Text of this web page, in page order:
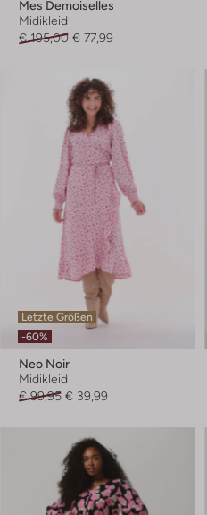
Mes Demoiselles
Midikleid
€ 195,00 € 77,99
Letzte Größen
-60%
Neo Noir
Midikleid
€ 99,95 € 39,99